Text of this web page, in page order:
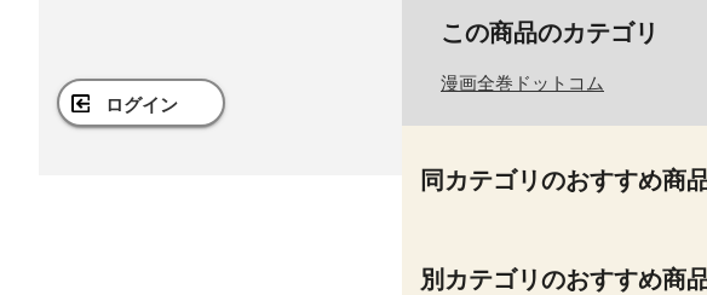
ログイン
この商品のカテゴリ
漫画全巻ドットコム
同カテゴリのおすすめ商
別カテゴリのおすすめ商